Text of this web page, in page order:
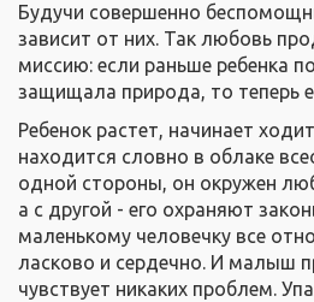
Будучи совершенно
зависит от них. Так любовь
миссию: если раньше ребенка
защищала природа, то теперь
Ребенок растет, начинает
находится словно в облаке
одной стороны, он окружен
а с другой - его охраняют
маленькому человечку все
ласково и сердечно. И малыш
чувствует никаких проблем.